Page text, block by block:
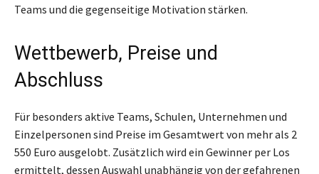
Teams und die gegenseitige Motivation stärken.
Wettbewerb, Preise und
Abschluss
Für besonders aktive Teams, Schulen, Unternehmen und
Einzelpersonen sind Preise im Gesamtwert von mehr als 2
550 Euro ausgelobt. Zusätzlich wird ein Gewinner per Los
ermittelt, dessen Auswahl unabhängig von der gefahrenen